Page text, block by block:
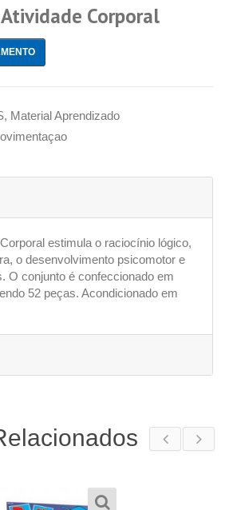
Corporal
, Material Aprendizado
estimula o raciocínio lógico,
o desenvolvimento psicomotor e
O conjunto é confeccionado em
52 peças. Acondicionado em